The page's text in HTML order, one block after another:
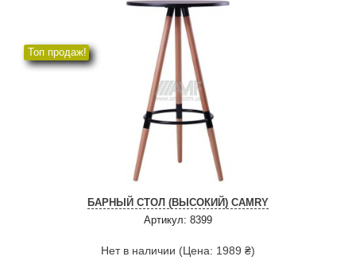
Топ продаж!
БАРНЫЙ СТОЛ (ВЫСОКИЙ) CAMRY
Артикул: 8399
Нет в наличии (Цена: 1989 ₴)